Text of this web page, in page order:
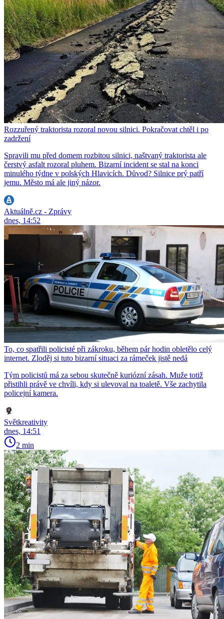
Rozzuřený traktorista rozoral novou silnici. Pokračovat chtěl i po
zadržení
Spravili mu před domem rozbitou silnici, naštvaný traktorista ale
čerstvý asfalt rozoral pluhem. Bizarní incident se stal na konci
minulého týdne v polských Hlavicích. Důvod? Silnice prý patří
jemu. Město má ale jiný názor.
Aktuálně.cz - Zprávy
dnes, 14:52
To, co spatřili policisté při zákroku, během pár hodin obletělo celý
internet. Zloděj si tuto bizarní situaci za rámeček jistě nedá
Tým policistů má za sebou skutečně kuriózní zásah. Muže totiž
přistihli právě ve chvíli, kdy si ulevoval na toaletě. Vše zachytila
policejní kamera.
Světkreativity
dnes, 14:51
2 min